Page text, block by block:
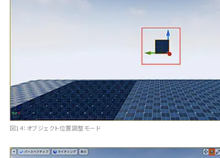
図14：オブジェクト位置調整モード